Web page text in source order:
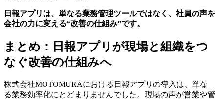
日報アプリは、単なる業務管理ツールではなく、社員の声を
会社の力に変える“改善の仕組み”です。
まとめ：日報アプリが現場と組織をつ
なぐ改善の仕組みへ
株式会社MOTOMURAにおける日報アプリの導入は、単な
る業務効率化にとどまりませんでした。現場の声が営業や管